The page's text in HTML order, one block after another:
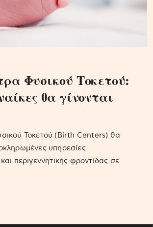
Φυσικού Τοκετού:
θα γίνονται
Τοκετού (Birth Centers) θα
υπηρεσίες
περιγεννητικής φροντίδας σε